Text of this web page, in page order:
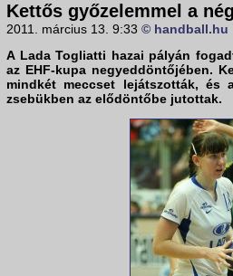
Kettős győzelemmel a
2011. március 13. 9:33 © handball.hu
A Lada Togliatti hazai pályán
az EHF-kupa negyeddöntőjében.
mindkét meccset lejátszották, és
zsebükben az elődöntőbe jutottak.